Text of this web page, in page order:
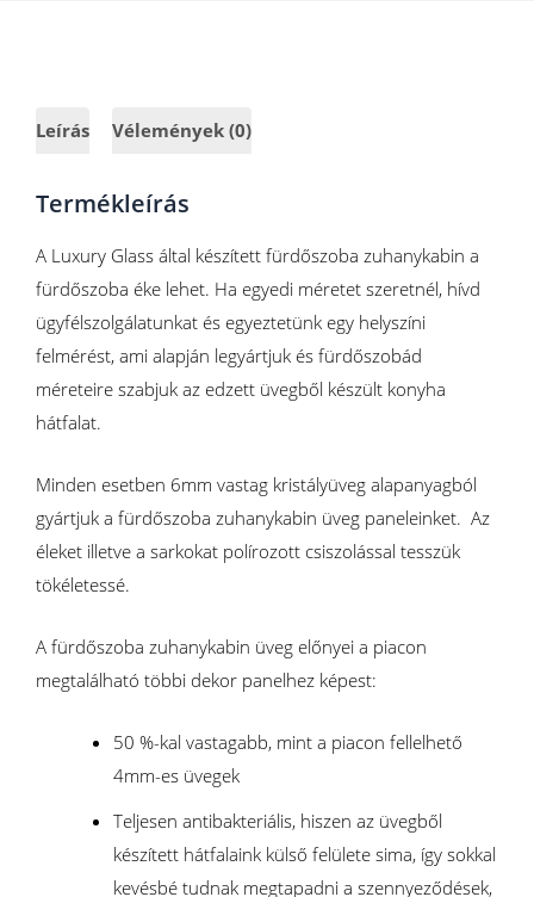
Leírás Vélemények (0)
Termékleírás
A Luxury Glass által készített fürdőszoba zuhanykabin a
fürdőszoba éke lehet. Ha egyedi méretet szeretnél, hívd
ügyfélszolgálatunkat és egyeztetünk egy helyszíni
felmérést, ami alapján legyártjuk és fürdőszobád
méreteire szabjuk az edzett üvegből készült konyha
hátfalat.
Minden esetben 6mm vastag kristályüveg alapanyagból
gyártjuk a fürdőszoba zuhanykabin üveg paneleinket. Az
éleket illetve a sarkokat polírozott csiszolással tesszük
tökéletessé.
A fürdőszoba zuhanykabin üveg előnyei a piacon
megtalálható többi dekor panelhez képest:
50 %-kal vastagabb, mint a piacon fellelhető
4mm-es üvegek
Teljesen antibakteriális, hiszen az üvegből
készített hátfalaink külső felülete sima, így sokkal
kevésbé tudnak megtapadni a szennyeződések,